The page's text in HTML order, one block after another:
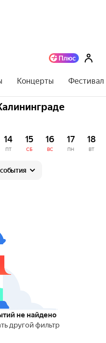
Концерты
14
ПТ
15
СБ
16
ВС
17
ПН
18
ВТ
не найдено
другой фильтр